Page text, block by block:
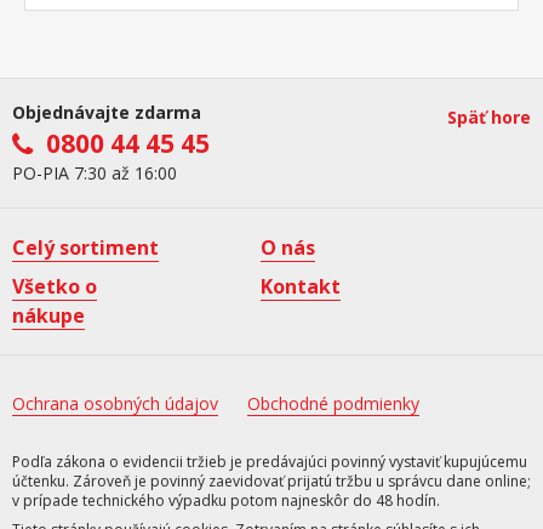
Objednávajte zdarma
0800 44 45 45
PO-PIA 7:30 až 16:00
Späť hore
Celý sortiment
O nás
Všetko o
nákupe
Kontakt
Ochrana osobných údajov Obchodné podmienky
Podľa zákona o evidencii tržieb je predávajúci povinný vystaviť kupujúcemu
účtenku. Zároveň je povinný zaevidovať prijatú tržbu u správcu dane online;
v prípade technického výpadku potom najneskôr do 48 hodín.